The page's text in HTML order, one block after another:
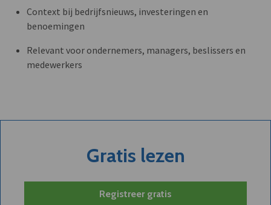
Context bij bedrijfsnieuws, investeringen en
benoemingen
Relevant voor ondernemers, managers, beslissers en
medewerkers
Gratis lezen
Registreer gratis